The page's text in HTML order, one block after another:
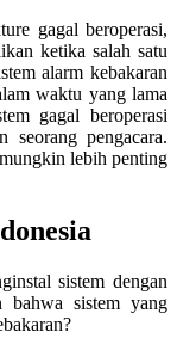
gagal beroperasi,
ketika salah satu
alarm kebakaran
waktu yang lama
gagal beroperasi
seorang pengacara.
lebih penting
sistem dengan
bahwa sistem yang